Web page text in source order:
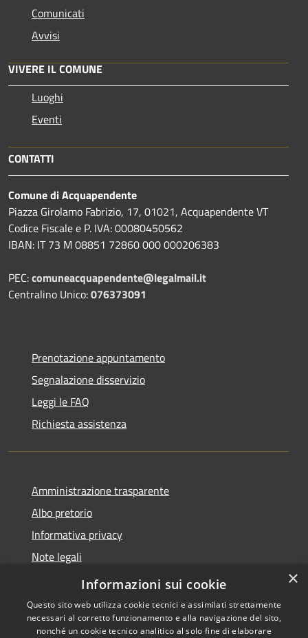
Comunicati
Avvisi
VIVERE IL COMUNE
Luoghi
Eventi
CONTATTI
Comune di Acquapendente
Piazza Girolamo Fabrizio, 17, 01021, Acquapendente VT
Codice Fiscale e P. IVA: 00080450562
IBAN: IT 73 M 08851 72860 000 000206383
PEC:comuneacquapendente@legalmail.it
Centralino Unico:076373091
Prenotazione appuntamento
Segnalazione disservizio
Leggi le FAQ
Richiesta assistenza
Amministrazione trasparente
Albo pretorio
Informativa privacy
Note legali
Dichiarazione di accessibilità
×
Informazioni sui cookie
Questo sito web utilizza cookie tecnici e assimilati strettamente
necessari al corretto funzionamento e alla navigazione del sito,
nonché un cookie tecnico analitico al solo fine di elaborare